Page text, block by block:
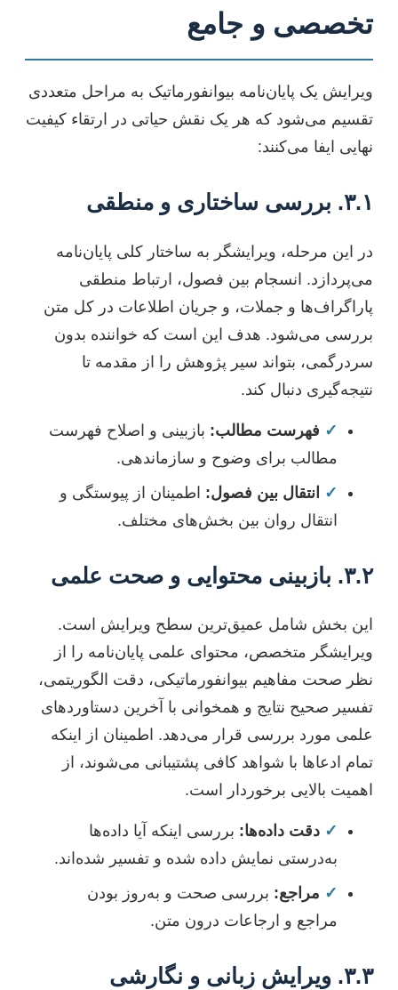
تخصصی و جامع
ویرایش یک پایان‌نامه بیوانفورماتیک به مراحل متعددی
تقسیم می‌شود که هر یک نقش حیاتی در ارتقاء کیفیت
نهایی ایفا می‌کنند:
۳.۱. بررسی ساختاری و منطقی
در این مرحله، ویرایشگر به ساختار کلی پایان‌نامه
می‌پردازد. انسجام بین فصول، ارتباط منطقی
پاراگراف‌ها و جملات، و جریان اطلاعات در کل متن
بررسی می‌شود. هدف این است که خواننده بدون
سردرگمی، بتواند سیر پژوهش را از مقدمه تا
نتیجه‌گیری دنبال کند.
✓ فهرست مطالب: بازبینی و اصلاح فهرست
مطالب برای وضوح و سازماندهی.
✓ انتقال بین فصول: اطمینان از پیوستگی و
انتقال روان بین بخش‌های مختلف.
۳.۲. بازبینی محتوایی و صحت علمی
این بخش شامل عمیق‌ترین سطح ویرایش است.
ویرایشگر متخصص، محتوای علمی پایان‌نامه را از
نظر صحت مفاهیم بیوانفورماتیکی، دقت الگوریتمی،
تفسیر صحیح نتایج و همخوانی با آخرین دستاوردهای
علمی مورد بررسی قرار می‌دهد. اطمینان از اینکه
تمام ادعاها با شواهد کافی پشتیبانی می‌شوند، از
اهمیت بالایی برخوردار است.
✓ دقت داده‌ها: بررسی اینکه آیا داده‌ها
به‌درستی نمایش داده شده و تفسیر شده‌اند.
✓ مراجع: بررسی صحت و به‌روز بودن
مراجع و ارجاعات درون متن.
۳.۳. ویرایش زبانی و نگارشی